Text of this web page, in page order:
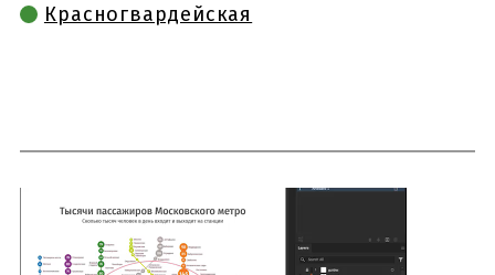
Красногвардейская